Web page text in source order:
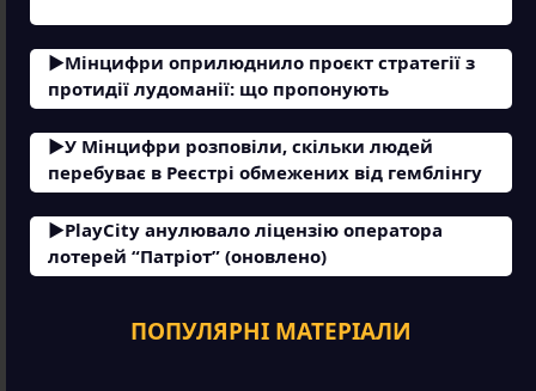
Мінцифри оприлюднило проєкт стратегії з
протидії лудоманії: що пропонують
У Мінцифри розповіли, скільки людей
перебуває в Реєстрі обмежених від гемблінгу
PlayCity анулювало ліцензію оператора
лотерей “Патріот” (оновлено)
ПОПУЛЯРНІ МАТЕРІАЛИ